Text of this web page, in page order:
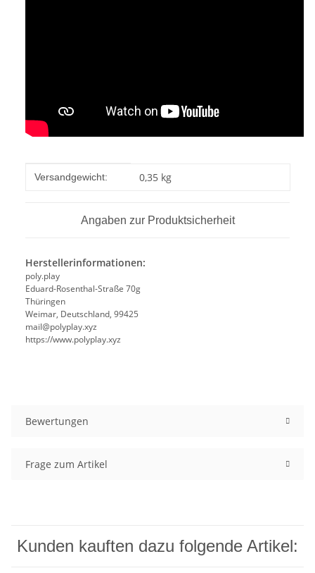
Produkteigenschaft
Wert
Versandgewicht: 0,35 kg
Angaben zur Produktsicherheit
Herstellerinformationen:
poly.play
Eduard-Rosenthal-Straße 70g
Thüringen
Weimar, Deutschland, 99425
mail@polyplay.xyz
https://www.polyplay.xyz
Bewertungen
Frage zum Artikel
Kunden kauften dazu folgende Artikel: